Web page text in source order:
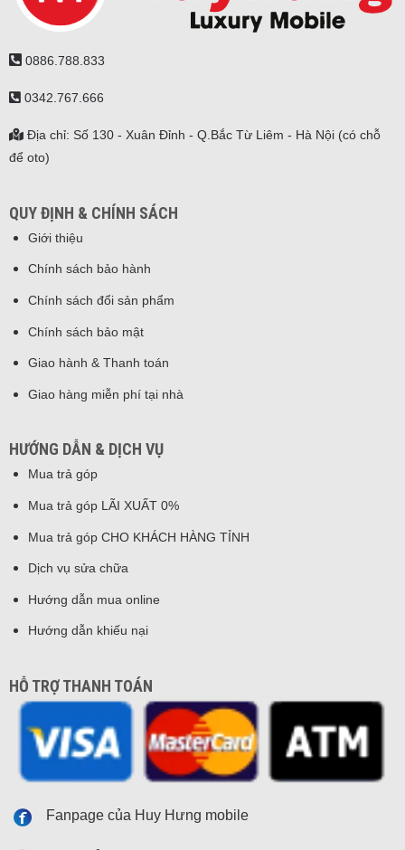
0886.788.833
0342.767.666
Địa chỉ: Số 130 - Xuân Đỉnh - Q.Bắc Từ Liêm - Hà Nội (có chỗ
để oto)
QUY ĐỊNH & CHÍNH SÁCH
Giới thiệu
Chính sách bảo hành
Chính sách đổi sản phẩm
Chính sách bảo mật
Giao hành & Thanh toán
Giao hàng miễn phí tại nhà
HƯỚNG DẪN & DỊCH VỤ
Mua trả góp
Mua trả góp LÃI XUẤT 0%
Mua trả góp CHO KHÁCH HÀNG TỈNH
Dịch vụ sửa chữa
Hướng dẫn mua online
Hướng dẫn khiếu nại
HỖ TRỢ THANH TOÁN
Fanpage của Huy Hưng mobile